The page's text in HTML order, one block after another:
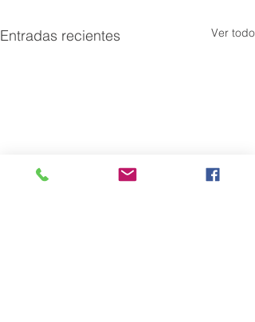
Entradas recientes Ver todo